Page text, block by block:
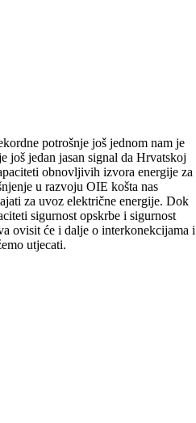
potrošnje još jednom nam je
još jedan jasan signal da Hrvatskoj
obnovljivih izvora energije za
u razvoju OIE košta nas
za uvoz električne energije. Dok
sigurnost opskrbe i sigurnost
ovisit će i dalje o interkonekcijama i
utjecati.